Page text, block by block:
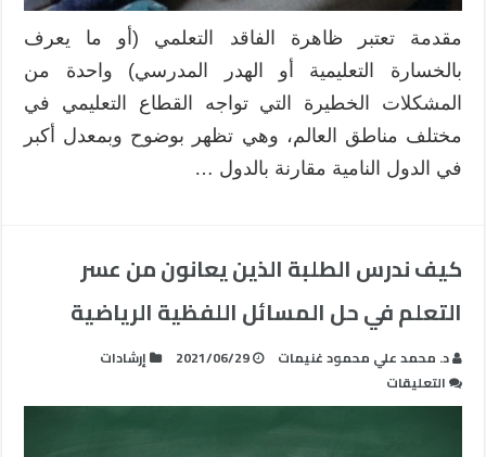
مقدمة تعتبر ظاهرة الفاقد التعلمي (أو ما يعرف
بالخسارة التعليمية أو الهدر المدرسي) واحدة من
المشكلات الخطيرة التي تواجه القطاع التعليمي في
مختلف مناطق العالم، وهي تظهر بوضوح وبمعدل أكبر
في الدول النامية مقارنة بالدول …
كيف ندرس الطلبة الذين يعانون من عسر
التعلم في حل المسائل اللفظية الرياضية
د. محمد علي محمود غنيمات 2021/06/29
إرشادات
التعليقات
كيف